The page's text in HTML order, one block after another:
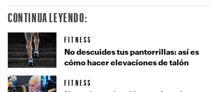
CONTINUA LEYENDO:
FITNESS
No descuides tus pantorrillas: así es
cómo hacer elevaciones de talón
FITNESS